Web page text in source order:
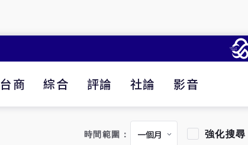
台商 綜合 評論 社論 影音
時間範圍： 強化搜尋